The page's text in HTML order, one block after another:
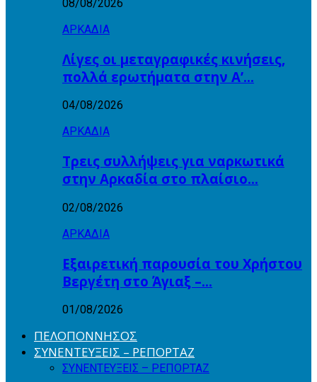
08/08/2026
ΑΡΚΑΔΙΑ
Λίγες οι μεταγραφικές κινήσεις,
πολλά ερωτήματα στην Α’…
04/08/2026
ΑΡΚΑΔΙΑ
Τρεις συλλήψεις για ναρκωτικά
στην Αρκαδία στο πλαίσιο…
02/08/2026
ΑΡΚΑΔΙΑ
Εξαιρετική παρουσία του Χρήστου
Βεργέτη στο Άγιαξ –…
01/08/2026
ΠΕΛΟΠΟΝΝΗΣΟΣ
ΣΥΝΕΝΤΕΥΞΕΙΣ – ΡΕΠΟΡΤΑΖ
ΣΥΝΕΝΤΕΥΞΕΙΣ – ΡΕΠΟΡΤΑΖ